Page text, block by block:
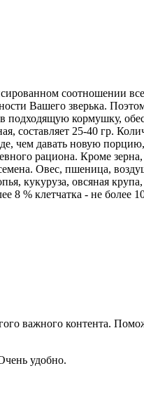
соотношении
Вашего зверька.
кормушку,
25-40 гр.
чем давать новую
рациона. Кроме
Овес, пшеница,
кукуруза, овсяная
8 % клетчатка - не более
важного контента.
удобно.